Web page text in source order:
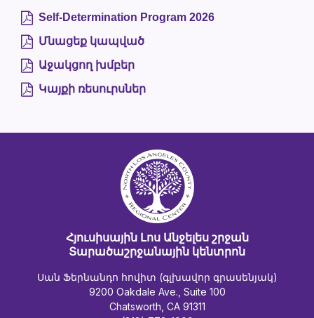
Self-Determination Program 2026
Մնացեք կապված
Աջակցող խմբեր
Կայքի ռեսուրսներ
Հյուսիսային Լոս Անջելես շրջան
Տարածաշրջանային կենտրոն
Սան Ֆերնանդո հովիտ (գլխավոր գրասենյակ)
9200 Oakdale Ave., Suite 100
Chatsworth, CA 91311